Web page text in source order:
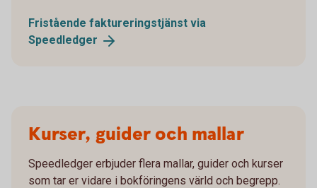
Fristående faktureringstjänst via
Speedledger
Kurser, guider och mallar
Speedledger erbjuder flera mallar, guider och kurser
som tar er vidare i bokföringens värld och begrepp.